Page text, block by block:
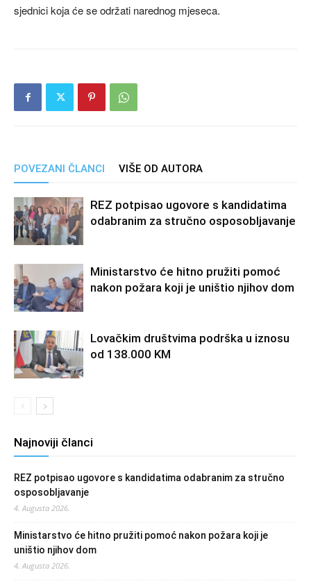
sjednici koja će se održati narednog mjeseca.
POVEZANI ČLANCI VIŠE OD AUTORA
REZ potpisao ugovore s kandidatima
odabranim za stručno osposobljavanje
Ministarstvo će hitno pružiti pomoć
nakon požara koji je uništio njihov dom
Lovačkim društvima podrška u iznosu
od 138.000 KM
Najnoviji članci
REZ potpisao ugovore s kandidatima odabranim za stručno
osposobljavanje
4. Augusta 2026.
Ministarstvo će hitno pružiti pomoć nakon požara koji je
uništio njihov dom
4. Augusta 2026.